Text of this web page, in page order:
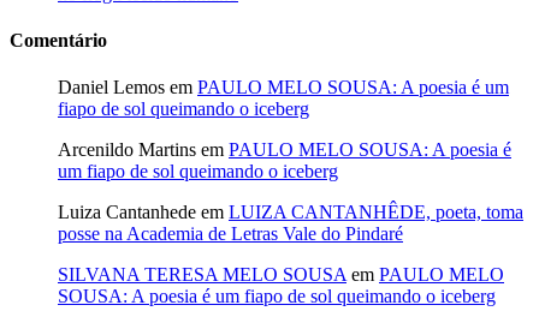
Comentário
Daniel Lemos em PAULO MELO SOUSA: A poesia é um
fiapo de sol queimando o iceberg
Arcenildo Martins em PAULO MELO SOUSA: A poesia é
um fiapo de sol queimando o iceberg
Luiza Cantanhede em LUIZA CANTANHÊDE, poeta, toma
posse na Academia de Letras Vale do Pindaré
SILVANA TERESA MELO SOUSA em PAULO MELO
SOUSA: A poesia é um fiapo de sol queimando o iceberg